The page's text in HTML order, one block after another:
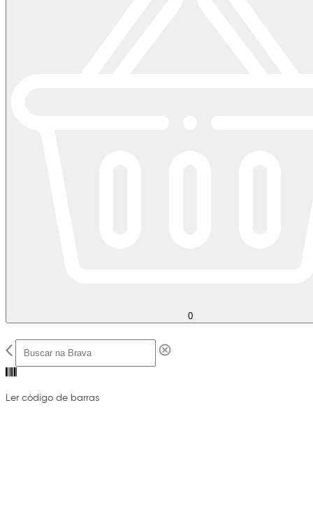
0
Ler código de barras